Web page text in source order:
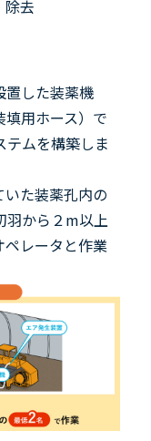
除去
した装薬機
用ホース）で
テムを構築しま
た装薬孔内の
羽から２m以上
レータと作業